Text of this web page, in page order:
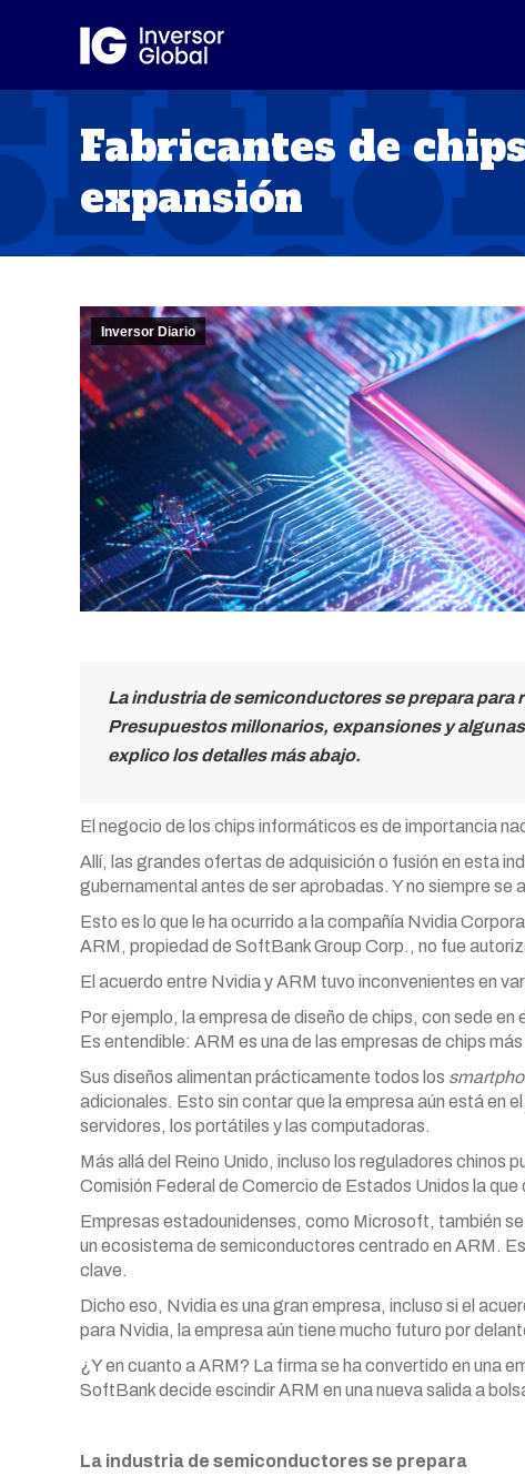
Fabricantes de
expansión
Inversor Diario
La industria de semiconductores se prepara para
Presupuestos millonarios, expansiones y
explico los detalles más abajo.
El negocio de los chips informáticos es de importancia
Allí, las grandes ofertas de adquisición o fusión en esta
gubernamental antes de ser aprobadas. Y no siempre se
Esto es lo que le ha ocurrido a la compañía Nvidia
ARM, propiedad de SoftBank Group Corp., no fue
El acuerdo entre Nvidia y ARM tuvo inconvenientes en
Por ejemplo, la empresa de diseño de chips, con sede
Es entendible: ARM es una de las empresas de chips
Sus diseños alimentan prácticamente todos los
adicionales. Esto sin contar que la empresa aún está en
servidores, los portátiles y las computadoras.
Más allá del Reino Unido, incluso los reguladores chinos
Comisión Federal de Comercio de Estados Unidos la
Empresas estadounidenses, como Microsoft, también
un ecosistema de semiconductores centrado en ARM.
clave.
Dicho eso, Nvidia es una gran empresa, incluso si el
para Nvidia, la empresa aún tiene mucho futuro por
¿Y en cuanto a ARM? La firma se ha convertido en una
SoftBank decide escindir ARM en una nueva salida a
La industria de semiconductores se prepara